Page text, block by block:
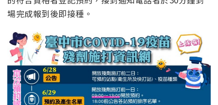
場完成報到後即接種。